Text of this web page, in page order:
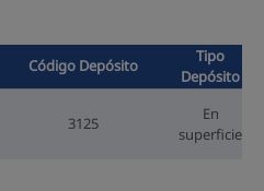
Código Depósito
Tipo
Depósito
3125
En
superficie